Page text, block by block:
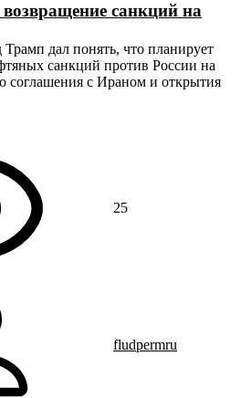
санкций на
дал понять, что планирует
санкций против России на
соглашения с Ираном и открытия
25
fludpermru